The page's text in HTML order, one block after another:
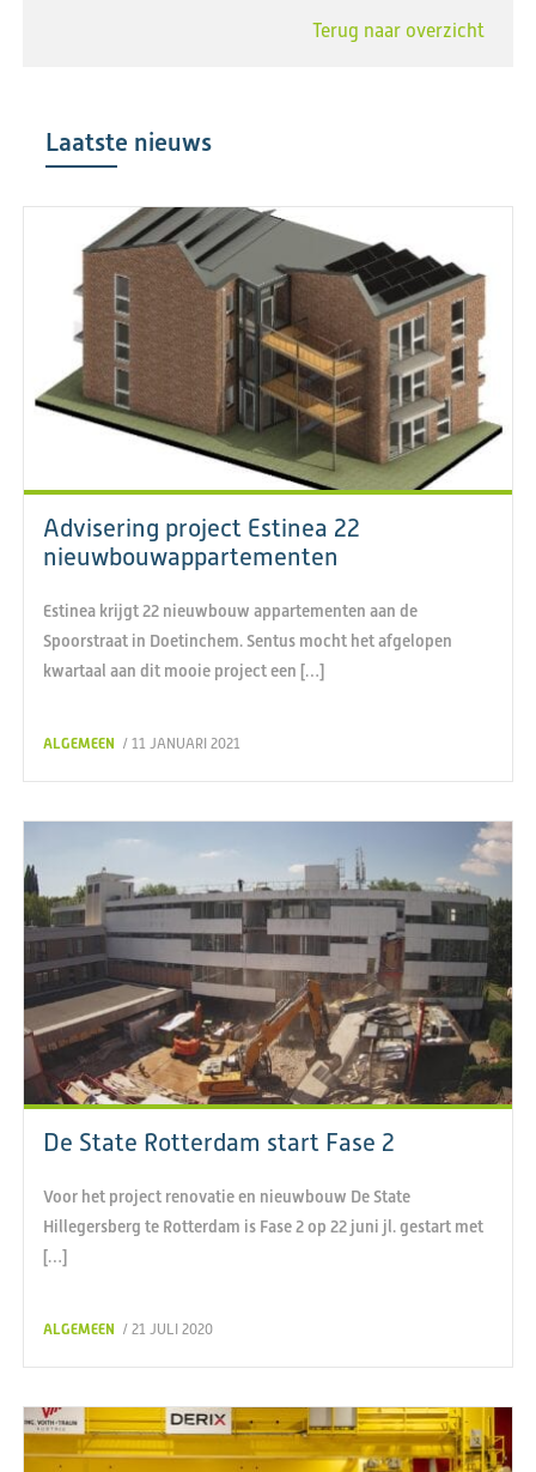
Terug naar overzicht
Laatste nieuws
Advisering project Estinea 22
nieuwbouwappartementen
Estinea krijgt 22 nieuwbouw appartementen aan de
Spoorstraat in Doetinchem. Sentus mocht het afgelopen
kwartaal aan dit mooie project een […]
ALGEMEEN / 11 JANUARI 2021
De State Rotterdam start Fase 2
Voor het project renovatie en nieuwbouw De State
Hillegersberg te Rotterdam is Fase 2 op 22 juni jl. gestart met
[…]
ALGEMEEN / 21 JULI 2020